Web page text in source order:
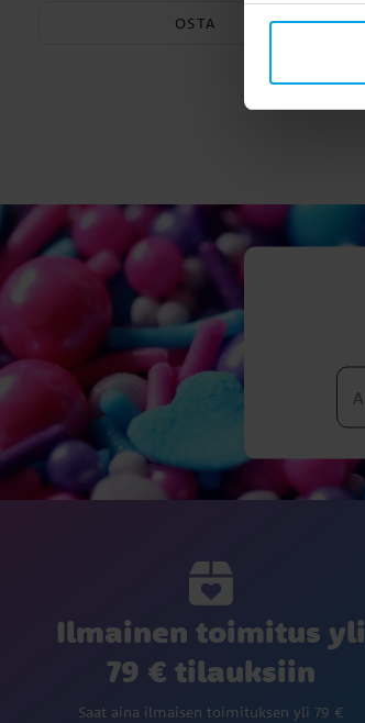
OSTA
Ilmainen toimitus yli
79 € tilauksiin
Saat aina ilmaisen toimituksen yli 79 €